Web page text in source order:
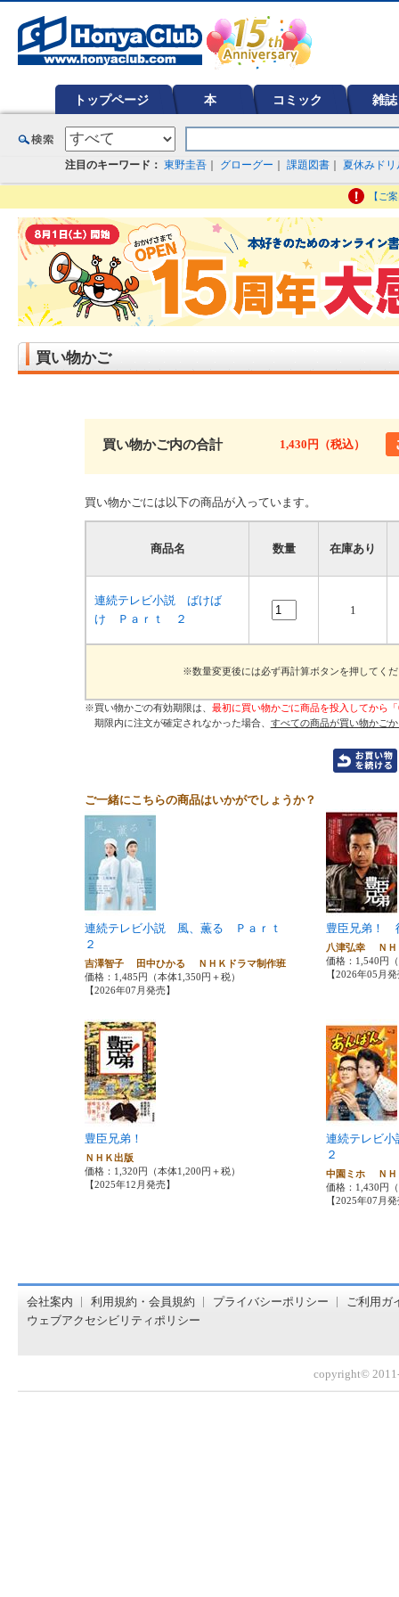
トップページ 本 コミック 雑誌
注目のキーワード： 東野圭吾 グローグー 課題図書 夏休みドリ
【ご
ど在庫も充実
買い物かご
買い物かご内の合計 1,430円（税込）
買い物かごには以下の商品が入っています。
商品名 数量 在庫あり
連続テレビ小説 ばけば
け Ｐａｒｔ ２
1
※数量変更後には必ず再計算ボタンを押してく
※買い物かごの有効期限は、 最初に買い物かごに商品を投入してから
期限内に注文が確定されなかった場合、 すべての商品が買い物かご
ご一緒にこちらの商品はいかがでしょうか？
連続テレビ小説 風、薫る Ｐａｒｔ
２
吉澤智子 田中ひかる ＮＨＫドラマ制作班
価格：1,485円（本体1,350円＋税）
【2026年07月発売】
豊臣兄弟！
八津弘幸 Ｎ
価格：1,540円
【2026年05月
豊臣兄弟！
ＮＨＫ出版
価格：1,320円（本体1,200円＋税）
【2025年12月発売】
連続テレビ
２
中園ミホ Ｎ
価格：1,430円
【2025年07月
会社案内 利用規約・会員規約 プライバシーポリシー
ご利用ガ
ウェブアクセシビリティポリシー
copyright©